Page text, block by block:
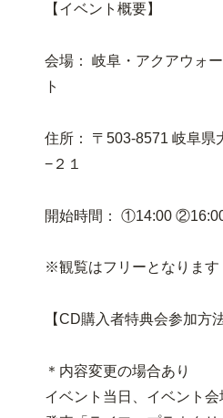
【イベント概要】
会場： 岐阜・アクアウォ
ト
住所： 〒503-8571 岐阜県
−２１
開始時間： ①14:00
※観覧はフリーとなります
【CD購入者特典会参加方法
＊内容変更の場合あり
イベント当日、イベント